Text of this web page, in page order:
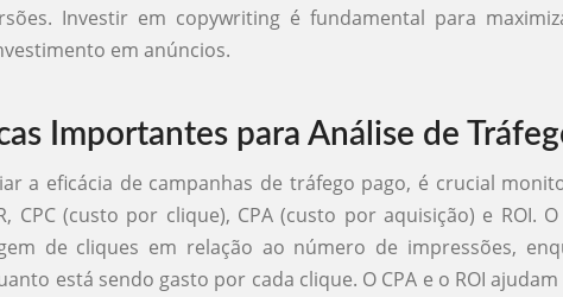
Investir em copywriting é fundamental para
em anúncios.
Importantes para Análise de
a eficácia de campanhas de tráfego pago, é crucial
CPC (custo por clique), CPA (custo por aquisição) e ROI.
de cliques em relação ao número de impressões,
está sendo gasto por cada clique. O CPA e o ROI